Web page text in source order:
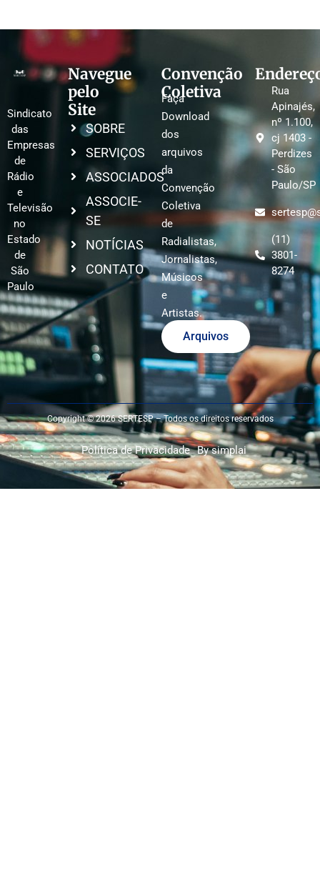
Sindicato
das
Empresas
de
Rádio
e
Televisão
no
Estado
de
São
Paulo
Navegue
pelo
Site
SOBRE
SERVIÇOS
ASSOCIADOS
ASSOCIE-
SE
NOTÍCIAS
CONTATO
Convenção
Coletiva
Faça
Download
dos
arquivos
da
Convenção
Coletiva
de
Radialistas,
Jornalistas,
Músicos
e
Artistas.
Arquivos
Rua
Apinajés,
nº 1.100,
cj 1403 -
Perdizes
- São
Paulo/SP
(11)
3801-
8274
Copyright © 2026 SERTESP – Todos os direitos reservados
Política de Privacidade By simplai